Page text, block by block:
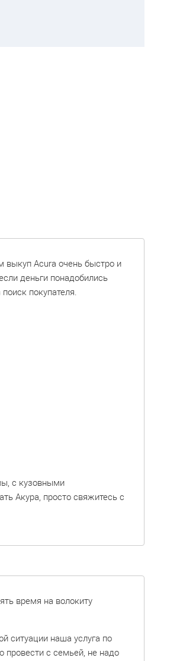
выкуп Acura очень быстро и
деньги понадобились
покупателя.
с кузовными
Акура, просто свяжитесь с
время на волокиту
ситуации наша услуга по
провести с семьей, не надо